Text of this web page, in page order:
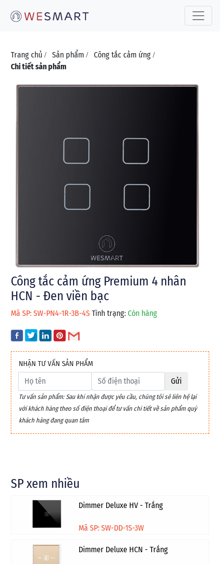
Trang chủ / Sản phẩm / Công tắc cảm ứng /
Chi tiết sản phẩm
Công tắc cảm ứng Premium 4 nhân
HCN - Đen viền bạc
Mã SP: SW-PN4-1R-3B-4S Tình trạng: Còn hàng
NHẬN TƯ VẤN SẢN PHẨM
Gửi
Tư vấn sản phẩm: Sau khi nhận được yêu cầu, chúng tôi sẽ liên hệ lại
với khách hàng theo số điện thoại để tư vấn chi tiết về sản phẩm quý
khách hàng đang quan tâm
SP xem nhiều
Dimmer Deluxe HV - Trắng
Mã SP: SW-DD-1S-3W
Dimmer Deluxe HCN - Trắng